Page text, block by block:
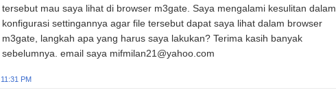
tersebut mau saya lihat di browser m3gate. Saya mengalami kesulitan dalam
konfigurasi settingannya agar file tersebut dapat saya lihat dalam browser
m3gate, langkah apa yang harus saya lakukan? Terima kasih banyak
sebelumnya. email saya mifmilan21@yahoo.com
11:31 PM